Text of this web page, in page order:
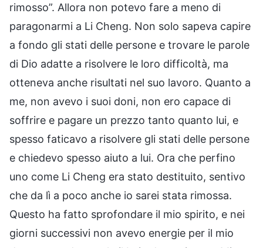
rimosso”. Allora non potevo fare a meno di
paragonarmi a Li Cheng. Non solo sapeva capire
a fondo gli stati delle persone e trovare le parole
di Dio adatte a risolvere le loro difficoltà, ma
otteneva anche risultati nel suo lavoro. Quanto a
me, non avevo i suoi doni, non ero capace di
soffrire e pagare un prezzo tanto quanto lui, e
spesso faticavo a risolvere gli stati delle persone
e chiedevo spesso aiuto a lui. Ora che perfino
uno come Li Cheng era stato destituito, sentivo
che da lì a poco anche io sarei stata rimossa.
Questo ha fatto sprofondare il mio spirito, e nei
giorni successivi non avevo energie per il mio